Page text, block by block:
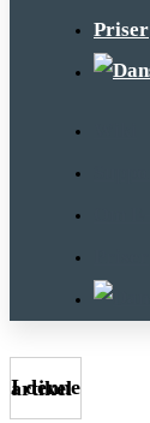
Priser
I denne artikel